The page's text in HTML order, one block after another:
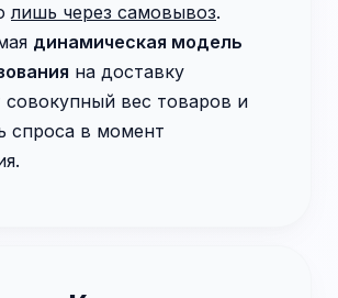
лишь через самовывоз.
динамическая модель
на доставку
совокупный вес товаров и
спроса в момент